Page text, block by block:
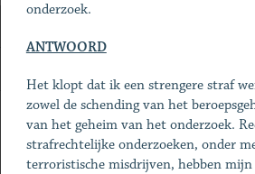
onderzoek.
ANTWOORD
Het klopt dat ik een strengere straf
zowel de schending van het
van het geheim van het onderzoek.
strafrechtelijke onderzoeken, onder
terroristische misdrijven, hebben mijn